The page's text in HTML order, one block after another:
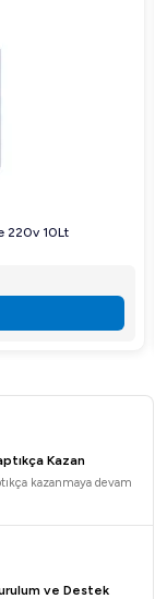
220v 10Lt
Kazan
kazanmaya devam
ve Destek